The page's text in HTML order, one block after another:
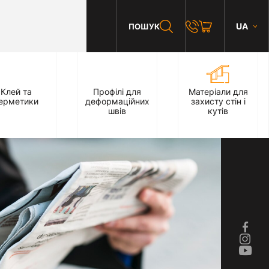
ПОШУК UA
Клей та
Профілі для
деформаційних
швів
Матеріали для
захисту стін і
кутів